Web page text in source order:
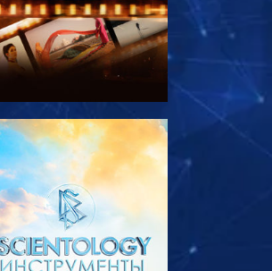
СМОТРЕТЬ ПЕРЕДАЧИ